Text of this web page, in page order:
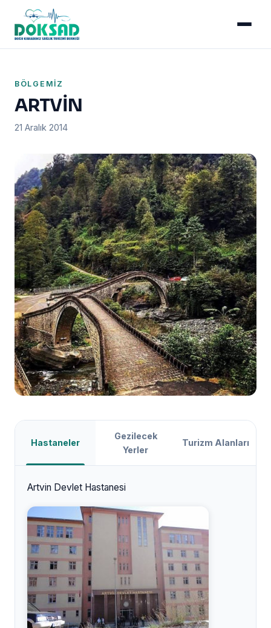
BÖLGEMIZ
ARTVİN
21 Aralık 2014
Hastaneler
Gezilecek
Yerler
Turizm Alanları
Artvin Devlet Hastanesi